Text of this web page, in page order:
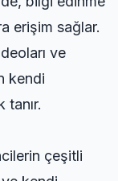
erişim sağlar.
ve
kendi
tanır.
çeşitli